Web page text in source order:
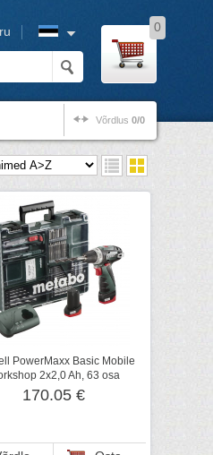
0
Võrdlus 0/0
PowerMaxx Basic Mobile
2x2,0 Ah, 63 osa
170.05 €